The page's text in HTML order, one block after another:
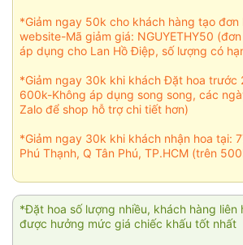
*Giảm ngay 50k cho khách hàng tạo đơn
website-Mã giảm giá: NGUYETHY50
áp dụng cho Lan Hồ Điệp, số lượng có
*Giảm ngay 30k khi khách Đặt hoa trước
600k-Không áp dụng song song, các
Zalo để shop hỗ trợ chi tiết hơn)
*Giảm ngay 30k khi khách nhận hoa tại:
Phú Thạnh, Q Tân Phú, TP.HCM (trên
*Đặt hoa số lượng nhiều, khách hàng liên
được hưởng mức giá chiếc khấu tốt nhất